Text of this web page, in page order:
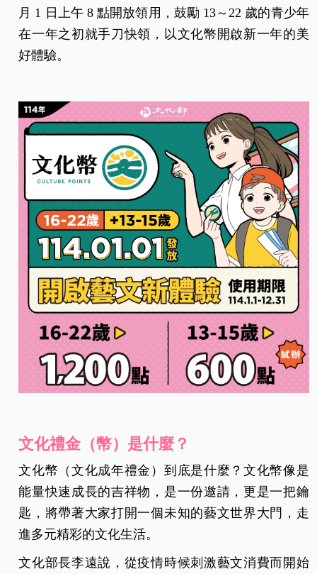
月 1 日上午 8 點開放領用，鼓勵 13～22 歲的青少年
在一年之初就手刀快領，以文化幣開啟新一年的美
好體驗。
文化禮金（幣）是什麼？
文化幣（文化成年禮金）到底是什麼？文化幣像是
能量快速成長的吉祥物，是一份邀請，更是一把鑰
匙，將帶著大家打開一個未知的藝文世界大門，走
進多元精彩的文化生活。
文化部長李遠說，從疫情時候刺激藝文消費而開始